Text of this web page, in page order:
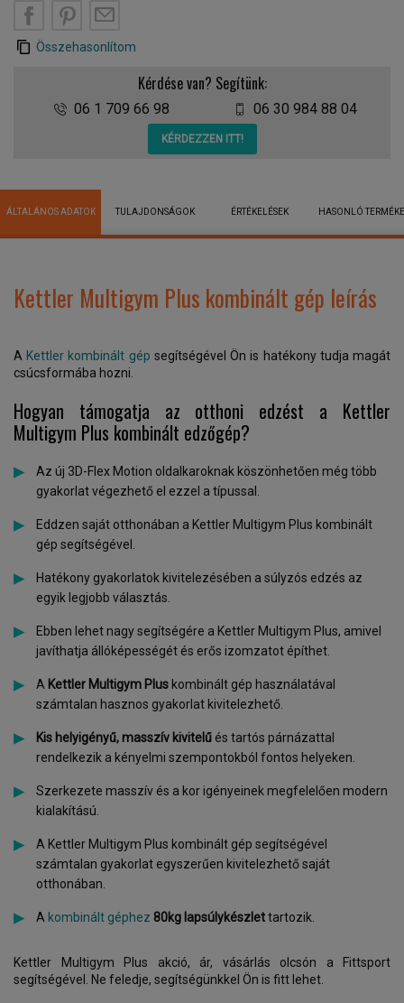
Összehasonlítom
Kérdése van? Segítünk:
06 1 709 66 98 06 30 984 88 04
KÉRDEZZEN ITT!
ÁLTALÁNOS ADATOK TULAJDONSÁGOK ÉRTÉKELÉSEK HASONLÓ
Kettler Multigym Plus kombinált gép leírás
A Kettler kombinált gép segítségével Ön is hatékony tudja magát
csúcsformába hozni.
Hogyan támogatja az otthoni edzést a Kettler
Multigym Plus kombinált edzőgép?
Az új 3D-Flex Motion oldalkaroknak köszönhetően még több
gyakorlat végezhető el ezzel a típussal.
Eddzen saját otthonában a Kettler Multigym Plus kombinált
gép segítségével.
Hatékony gyakorlatok kivitelezésében a súlyzós edzés az
egyik legjobb választás.
Ebben lehet nagy segítségére a Kettler Multigym Plus, amivel
javíthatja állóképességét és erős izomzatot építhet.
A Kettler Multigym Plus kombinált gép használatával
számtalan hasznos gyakorlat kivitelezhető.
Kis helyigényű, masszív kivitelű és tartós párnázattal
rendelkezik a kényelmi szempontokból fontos helyeken.
Szerkezete masszív és a kor igényeinek megfelelően modern
kialakítású.
A Kettler Multigym Plus kombinált gép segítségével
számtalan gyakorlat egyszerűen kivitelezhető saját
otthonában.
A kombinált géphez 80kg lapsúlykészlettartozik.
Kettler Multigym Plus akció, ár, vásárlás olcsón a Fittsport
segítségével. Ne feledje, segítségünkkel Ön is fitt lehet.